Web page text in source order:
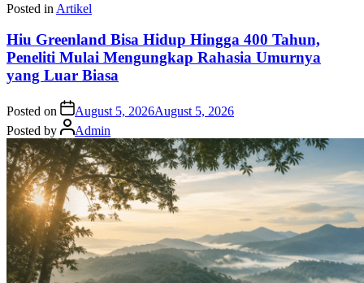
Posted in Artikel
Hiu Greenland Bisa Hidup Hingga 400 Tahun,
Peneliti Mulai Mengungkap Rahasia Umurnya
yang Luar Biasa
Posted on August 5, 2026August 5, 2026
Posted by
Admin